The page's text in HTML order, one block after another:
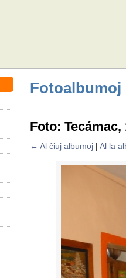
Fotoalbumoj
Foto:
← Al ĉiuj albumoj |Al la